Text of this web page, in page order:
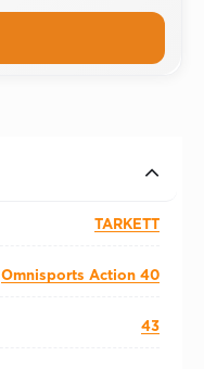
TARKETT
Omnisports Action 40
43